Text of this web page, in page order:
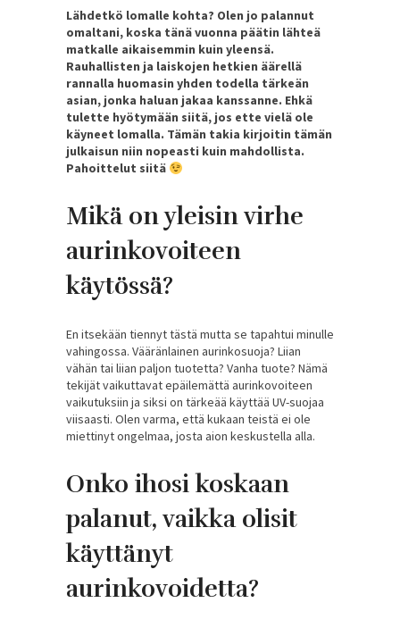
Lähdetkö lomalle kohta? Olen jo palannut
omaltani, koska tänä vuonna päätin lähteä
matkalle aikaisemmin kuin yleensä.
Rauhallisten ja laiskojen hetkien äärellä
rannalla huomasin yhden todella tärkeän
asian, jonka haluan jakaa kanssanne. Ehkä
tulette hyötymään siitä, jos ette vielä ole
käyneet lomalla. Tämän takia kirjoitin tämän
julkaisun niin nopeasti kuin mahdollista.
Pahoittelut siitä
Mikä on yleisin virhe
aurinkovoiteen
käytössä?
En itsekään tiennyt tästä mutta se tapahtui minulle
vahingossa. Vääränlainen aurinkosuoja? Liian
vähän tai liian paljon tuotetta? Vanha tuote? Nämä
tekijät vaikuttavat epäilemättä aurinkovoiteen
vaikutuksiin ja siksi on tärkeää käyttää UV-suojaa
viisaasti. Olen varma, että kukaan teistä ei ole
miettinyt ongelmaa, josta aion keskustella alla.
Onko ihosi koskaan
palanut, vaikka olisit
käyttänyt
aurinkovoidetta?